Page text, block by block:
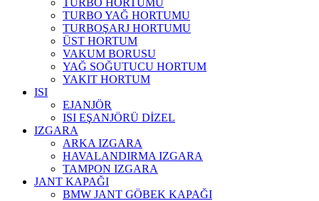
TURBO HORTUMU
TURBO YAĞ HORTUMU
TURBOŞARJ HORTUMU
ÜST HORTUM
VAKUM BORUSU
YAĞ SOĞUTUCU HORTUM
YAKIT HORTUM
ISI
EJANJÖR
ISI EŞANJÖRÜ DİZEL
IZGARA
ARKA IZGARA
HAVALANDIRMA IZGARA
TAMPON IZGARA
JANT KAPAĞI
BMW JANT GÖBEK KAPAĞI